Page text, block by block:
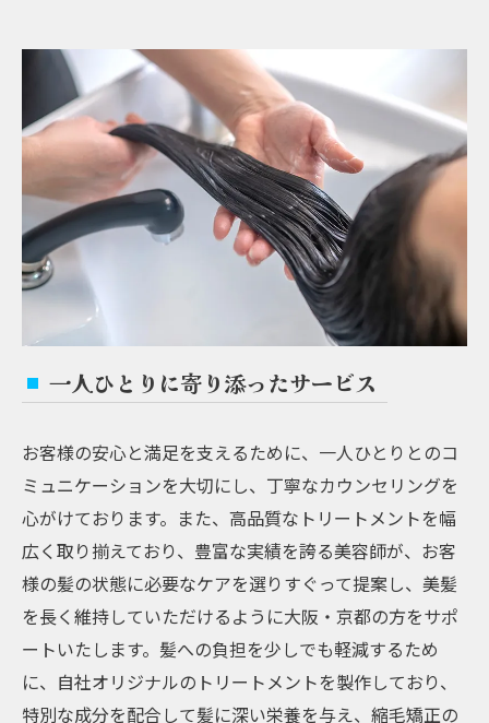
一人ひとりに寄り添ったサービス
お客様の安心と満足を支えるために、一人ひとりとのコ
ミュニケーションを大切にし、丁寧なカウンセリングを
心がけております。また、高品質なトリートメントを幅
広く取り揃えており、豊富な実績を誇る美容師が、お客
様の髪の状態に必要なケアを選りすぐって提案し、美髪
を長く維持していただけるように大阪・京都の方をサポ
ートいたします。髪への負担を少しでも軽減するため
に、自社オリジナルのトリートメントを製作しており、
特別な成分を配合して髪に深い栄養を与え、縮毛矯正の